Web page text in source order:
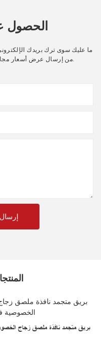
الحصول
ما عليك سوى ترك بريدك
من إرسال عرض أسعار مجاني لك لمجموعة واسعة من التصميمات.
بريق متجمد نافذة ملصق زجاج